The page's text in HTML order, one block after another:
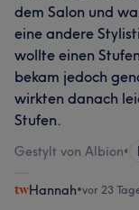
dem Salon und
eine andere
wollte einen
bekam jedoch
wirkten danach
Stufen.
Gestylt von Albion•
Hannah•vor 23